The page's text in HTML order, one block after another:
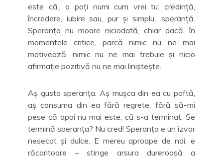
este că.. o poți numi cum vrei tu: credință,
încredere, iubire sau, pur și simplu.. speranță.
Speranța nu moare niciodată, chiar dacă, în
momentele critice, parcă nimic nu ne mai
motivează, nimic nu ne mai trebuie și nicio
afirmație pozitivă nu ne mai liniștește.
Aș gusta speranța. Aș mușca din ea cu poftă,
aș consuma din ea fără regrete. fără să-mi
pese că apoi nu mai este, că s-a terminat. Se
termină speranța? Nu cred! Speranța e un izvor
nesecat și dulce. E mereu aproape de noi, e
răcoritoare – stinge arsura dureroasă a